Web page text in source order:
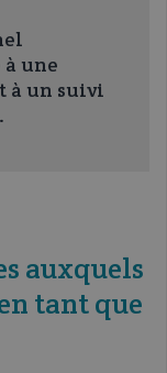
une
à un suivi
auxquels
tant que